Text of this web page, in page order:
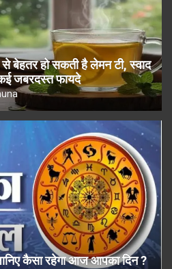
बेहतर हो सकती है लेमन टी, स्वाद
जबरदस्त फायदे
कैसा रहेगा आज आपका दिन ?